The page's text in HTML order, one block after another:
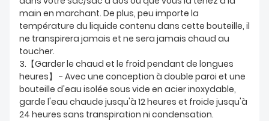
main en marchant. De plus, peu importe la
température du liquide contenu dans cette bouteille, il
ne transpirera jamais et ne sera jamais chaud au
toucher.
3.【Garder le chaud et le froid pendant de longues
heures】 - Avec une conception à double paroi et une
bouteille d'eau isolée sous vide en acier inoxydable,
garde l'eau chaude jusqu'à 12 heures et froide jusqu'à
24 heures sans transpiration ni condensation.